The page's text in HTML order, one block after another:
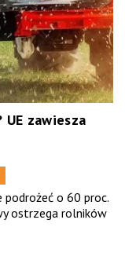
UE zawiesza
podrożeć o 60 proc.
ostrzega rolników